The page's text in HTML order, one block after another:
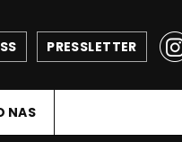
PRESSLETTER
NAS